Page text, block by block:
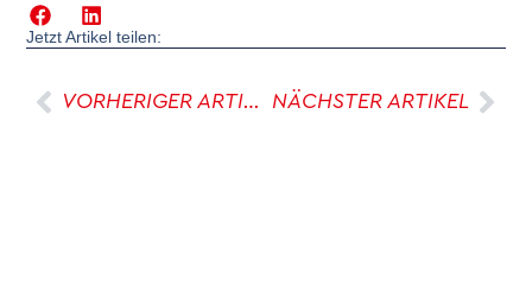
Jetzt Artikel teilen:
VORHERIGER ARTIKEL NÄCHSTER ARTIKEL